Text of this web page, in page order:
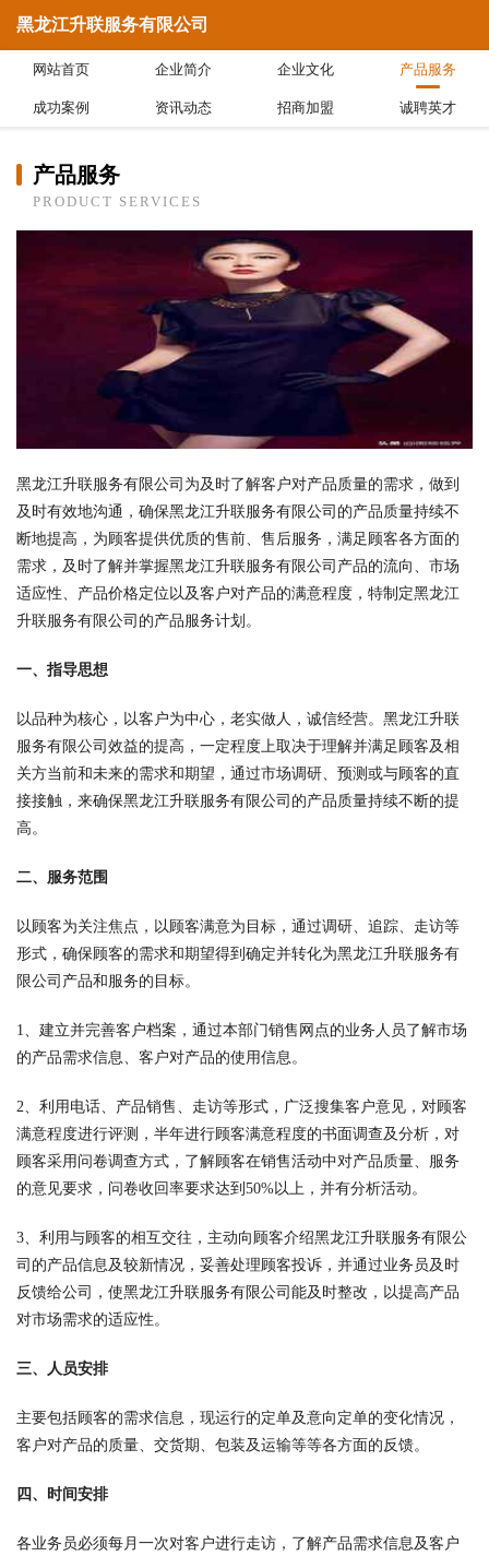
黑龙江升联服务有限公司
网站首页 企业简介 企业文化 产品服务
成功案例 资讯动态 招商加盟 诚聘英才
产品服务
PRODUCT SERVICES
黑龙江升联服务有限公司为及时了解客户对产品质量的需求，做到
及时有效地沟通，确保黑龙江升联服务有限公司的产品质量持续不
断地提高，为顾客提供优质的售前、售后服务，满足顾客各方面的
需求，及时了解并掌握黑龙江升联服务有限公司产品的流向、市场
适应性、产品价格定位以及客户对产品的满意程度，特制定黑龙江
升联服务有限公司的产品服务计划。
一、指导思想
以品种为核心，以客户为中心，老实做人，诚信经营。黑龙江升联
服务有限公司效益的提高，一定程度上取决于理解并满足顾客及相
关方当前和未来的需求和期望，通过市场调研、预测或与顾客的直
接接触，来确保黑龙江升联服务有限公司的产品质量持续不断的提
高。
二、服务范围
以顾客为关注焦点，以顾客满意为目标，通过调研、追踪、走访等
形式，确保顾客的需求和期望得到确定并转化为黑龙江升联服务有
限公司产品和服务的目标。
1、建立并完善客户档案，通过本部门销售网点的业务人员了解市场
的产品需求信息、客户对产品的使用信息。
2、利用电话、产品销售、走访等形式，广泛搜集客户意见，对顾客
满意程度进行评测，半年进行顾客满意程度的书面调查及分析，对
顾客采用问卷调查方式，了解顾客在销售活动中对产品质量、服务
的意见要求，问卷收回率要求达到50%以上，并有分析活动。
3、利用与顾客的相互交往，主动向顾客介绍黑龙江升联服务有限公
司的产品信息及较新情况，妥善处理顾客投诉，并通过业务员及时
反馈给公司，使黑龙江升联服务有限公司能及时整改，以提高产品
对市场需求的适应性。
三、人员安排
主要包括顾客的需求信息，现运行的定单及意向定单的变化情况，
客户对产品的质量、交货期、包装及运输等等各方面的反馈。
四、时间安排
各业务员必须每月一次对客户进行走访，了解产品需求信息及客户